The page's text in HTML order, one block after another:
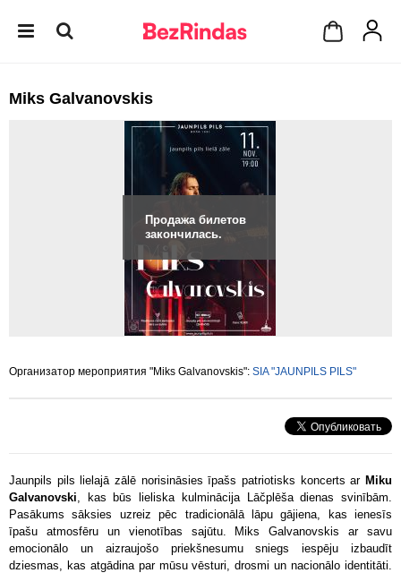
Miks Galvanovskis
Продажа билетов
закончилась.
Организатор мероприятия "Miks Galvanovskis": SIA "JAUNPILS PILS"
Jaunpils pils lielajā zālē norisināsies īpašs patriotisks koncerts ar Miku
Galvanovski, kas būs lieliska kulminācija Lāčplēša dienas svinībām.
Pasākums sāksies uzreiz pēc tradicionālā lāpu gājiena, kas ienesīs
īpašu atmosfēru un vienotības sajūtu. Miks Galvanovskis ar savu
emocionālo un aizraujošo priekšnesumu sniegs iespēju izbaudīt
dziesmas, kas atgādina par mūsu vēsturi, drosmi un nacionālo identitāti.